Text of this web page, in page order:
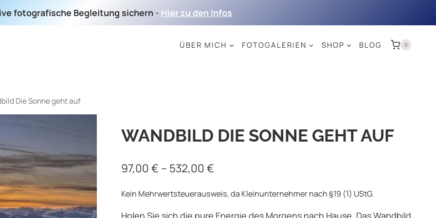
fotografische Begleitung sichern - Hier zu den Infos
ÜBER MICH FOTOGALERIEN SHOP BLOG 0
Die Sonne geht auf
WANDBILD DIE SONNE GEHT AUF
97,00€ – 532,00€
Kein Mehrwertsteuerausweis, da Kleinunternehmer nach §19 (1) UStG.